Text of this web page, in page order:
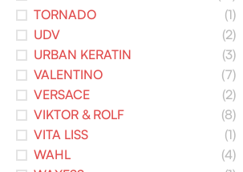
TORNADO
(1)
UDV
(2)
URBAN KERATIN
(3)
VALENTINO
(7)
VERSACE
(2)
VIKTOR & ROLF
(8)
VITA LISS
(1)
WAHL
(4)